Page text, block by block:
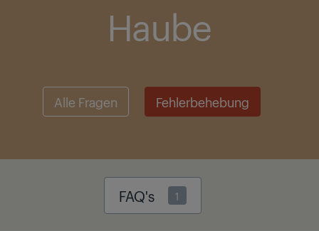
Haube
Alle Fragen Fehlerbehebung
FAQ's 1